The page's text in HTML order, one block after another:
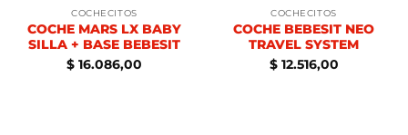
COCHECITOS
COCHE MARS LX BABY
SILLA + BASE BEBESIT
$ 16.086,00
COCHECITOS
COCHE BEBESIT NEO
TRAVEL SYSTEM
$12.516,00